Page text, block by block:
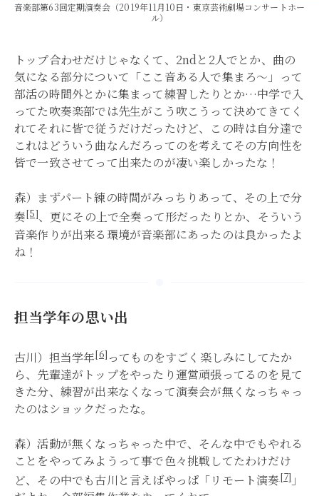
音楽部第63回定期演奏会（2019年11月10日・東京芸術劇場コンサートホー
ル）
トップ合わせだけじゃなくて、2ndと2人でとか、曲の
気になる部分について「ここ音ある人で集まろ～」って
部活の時間外とかに集まって練習したりとか…中学で入
ってた吹奏楽部では先生がこう吹こうって決めてきてく
れてそれに皆で従うだけだったけど、この時は自分達で
これはどういう曲なんだろってのを考えてその方向性を
皆で一致させてって出来たのが凄い楽しかったな！
森）まずパート練の時間がみっちりあって、その上で分
奏[5]、更にその上で全奏って形だったりとか、そういう
音楽作りが出来る環境が音楽部にあったのは良かったよ
ね！
担当学年の思い出
古川）担当学年[6] ってものをすごく楽しみにしてたか
ら、先輩達がトップをやったり運営頑張ってるのを見て
きた分、練習が出来なくなって演奏会が無くなっちゃっ
たのはショックだったな。
森）活動が無くなっちゃった中で、そんな中でもやれる
ことをやってみようって事で色々挑戦してたわけだけ
ど、その中でも古川と言えばやっぱ「リモート演奏[7]」